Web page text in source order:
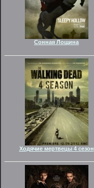
Сонная Лощина
Ходячие мертвецы 4 сезон